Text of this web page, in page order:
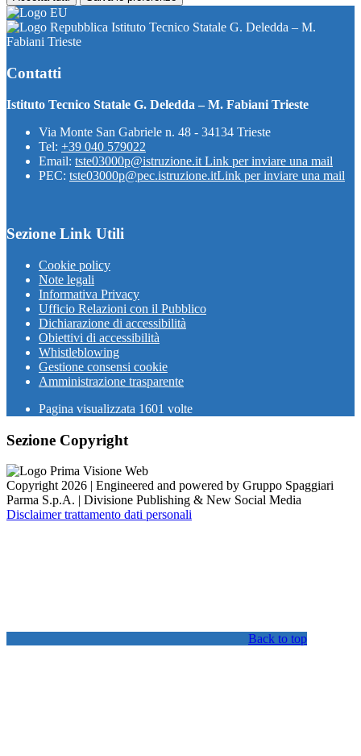
Istituto Tecnico Statale G. Deledda – M.
Fabiani Trieste
Contatti
Istituto Tecnico Statale G. Deledda – M. Fabiani Trieste
Via Monte San Gabriele n. 48 - 34134 Trieste
Tel: +39 040 579022
Email: tste03000p@istruzione.it Link per inviare una mail
PEC: tste03000p@pec.istruzione.itLink per inviare una mail
Sezione Link Utili
Cookie policy
Note legali
Informativa Privacy
Ufficio Relazioni con il Pubblico
Dichiarazione di accessibilità
Obiettivi di accessibilità
Whistleblowing
Gestione consensi cookie
Amministrazione trasparente
Pagina visualizzata 1601 volte
Sezione Copyright
Copyright 2026 | Engineered and powered by Gruppo Spaggiari
Parma S.p.A. | Divisione Publishing & New Social Media
Disclaimer trattamento dati personali
Back to top